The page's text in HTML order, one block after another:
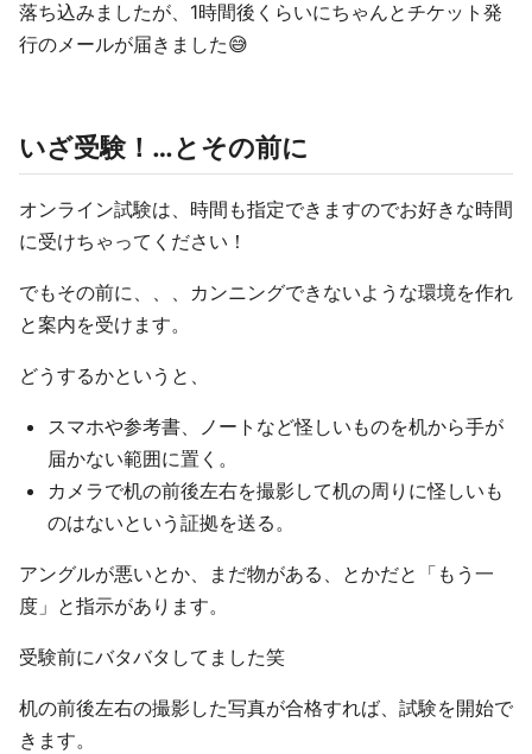
落ち込みましたが、1時間後くらいにちゃんとチケット発
行のメールが届きました😅
いざ受験！…とその前に
オンライン試験は、時間も指定できますのでお好きな時間
に受けちゃってください！
でもその前に、、、カンニングできないような環境を作れ
と案内を受けます。
どうするかというと、
スマホや参考書、ノートなど怪しいものを机から手が
届かない範囲に置く。
カメラで机の前後左右を撮影して机の周りに怪しいも
のはないという証拠を送る。
アングルが悪いとか、まだ物がある、とかだと「もう一
度」と指示があります。
受験前にバタバタしてました笑
机の前後左右の撮影した写真が合格すれば、試験を開始で
きます。